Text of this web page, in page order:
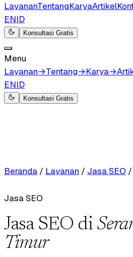
LayananTentangKaryaArtikel
ENID
Konsultasi Gratis
Menu
Layanan→Tentang→Karya→
ENID
Konsultasi Gratis
Beranda / Layanan / Jasa SEO /
Jasa SEO
Jasa SEO di
Timur